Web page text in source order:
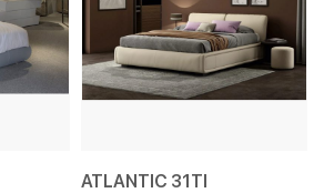
ATLANTIC 31TI